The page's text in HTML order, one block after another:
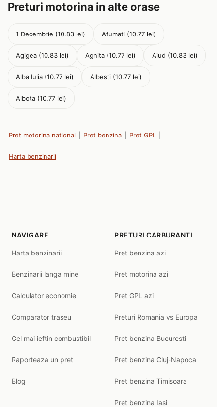
Preturi motorina in alte orase
1 Decembrie (10.83 lei) Afumati (10.77 lei)
Agigea (10.83 lei) Agnita (10.77 lei) Aiud (10.83 lei)
Alba Iulia (10.77 lei) Albesti (10.77 lei)
Albota (10.77 lei)
Pret motorina national Pret benzina Pret GPL
Harta benzinarii
NAVIGARE
Harta benzinarii
Benzinarii langa mine
Calculator economie
Comparator traseu
Cel mai ieftin combustibil
Raporteaza un pret
Blog
PRETURI CARBURANTI
Pret benzina azi
Pret motorina azi
Pret GPL azi
Preturi Romania vs Europa
Pret benzina Bucuresti
Pret benzina Cluj-Napoca
Pret benzina Timisoara
Pret benzina Iasi